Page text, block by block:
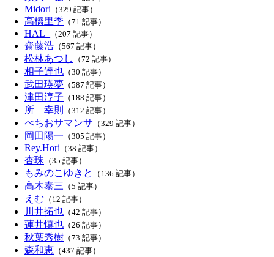
Midori （329 記事）
高橋里季 （71 記事）
HAL_ （207 記事）
齋藤浩 （567 記事）
松林あつし （72 記事）
相子達也 （30 記事）
武田瑛夢 （587 記事）
津田淳子 （188 記事）
所 幸則 （312 記事）
べちおサマンサ （329 記事）
岡田陽一 （305 記事）
Rey.Hori （38 記事）
杏珠 （35 記事）
もみのこゆきと （136 記事）
高木泰三 （5 記事）
えむ （12 記事）
川井拓也 （42 記事）
蓮井慎也 （26 記事）
秋葉秀樹 （73 記事）
森和恵 （437 記事）